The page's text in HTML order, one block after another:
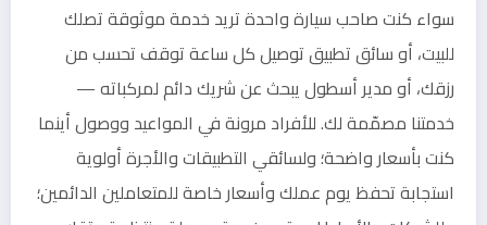
سواء كنت صاحب سيارة واحدة تريد خدمة موثوقة تصلك
للبيت، أو سائق تطبيق توصيل كل ساعة توقف تحسب من
رزقك، أو مدير أسطول يبحث عن شريك دائم لمركباته —
خدمتنا مصمّمة لك. للأفراد مرونة في المواعيد ووصول أينما
كنت بأسعار واضحة؛ ولسائقي التطبيقات والأجرة أولوية
استجابة تحفظ يوم عملك وأسعار خاصة للمتعاملين الدائمين؛